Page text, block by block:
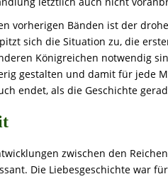
vorherigen Bänden ist der
sich die Situation zu, die
Königreichen notwendig
gestalten und damit für jede
endet, als die Geschichte
zwischen den
Die Liebesgeschichte war